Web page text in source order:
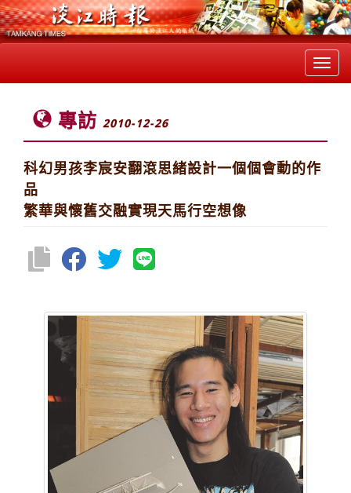
專訪 2010-12-26
科幻男孩李宸安翻滾思緒設計一個個會動的作
品
繁華與懷舊交融實現天馬行空想像